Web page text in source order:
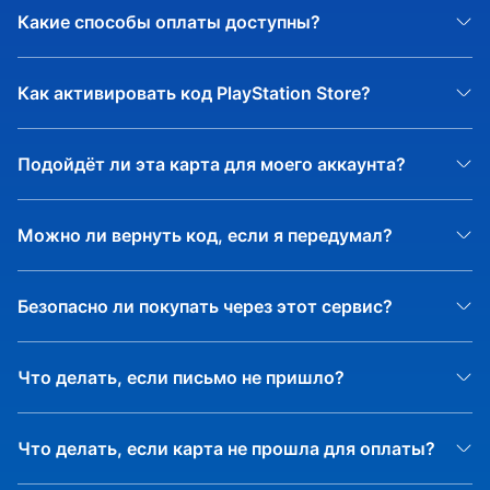
PlayStation®Store Wallet- Оплата подарочной
Какие способы оплаты доступны?
Как активировать код PlayStation Store?
Подойдёт ли эта карта для моего аккаунта?
Можно ли вернуть код, если я передумал?
Безопасно ли покупать через этот сервис?
Что делать, если письмо не пришло?
Что делать, если карта не прошла для оплаты?